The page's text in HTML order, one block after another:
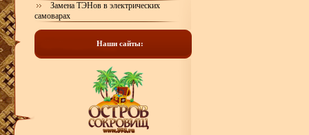
Замена ТЭНов в электрических
самоварах
Наши сайты: